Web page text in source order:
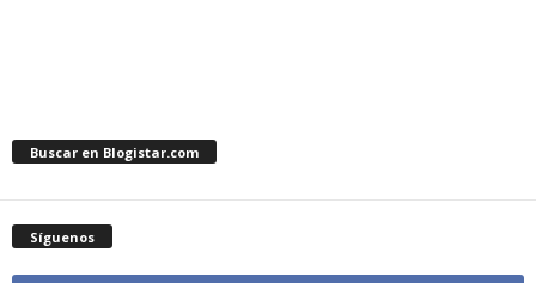
Buscar en Blogistar.com
Síguenos